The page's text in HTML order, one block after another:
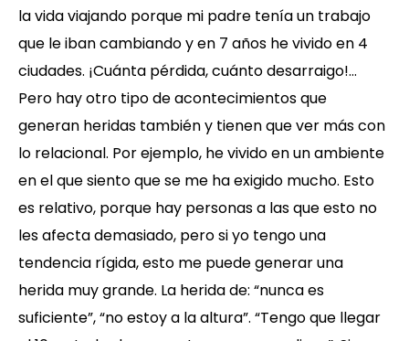
la vida viajando porque mi padre tenía un trabajo
que le iban cambiando y en 7 años he vivido en 4
ciudades. ¡Cuánta pérdida, cuánto desarraigo!…
Pero hay otro tipo de acontecimientos que
generan heridas también y tienen que ver más con
lo relacional. Por ejemplo, he vivido en un ambiente
en el que siento que se me ha exigido mucho. Esto
es relativo, porque hay personas a las que esto no
les afecta demasiado, pero si yo tengo una
tendencia rígida, esto me puede generar una
herida muy grande. La herida de: “nunca es
suficiente”, “no estoy a la altura”. “Tengo que llegar